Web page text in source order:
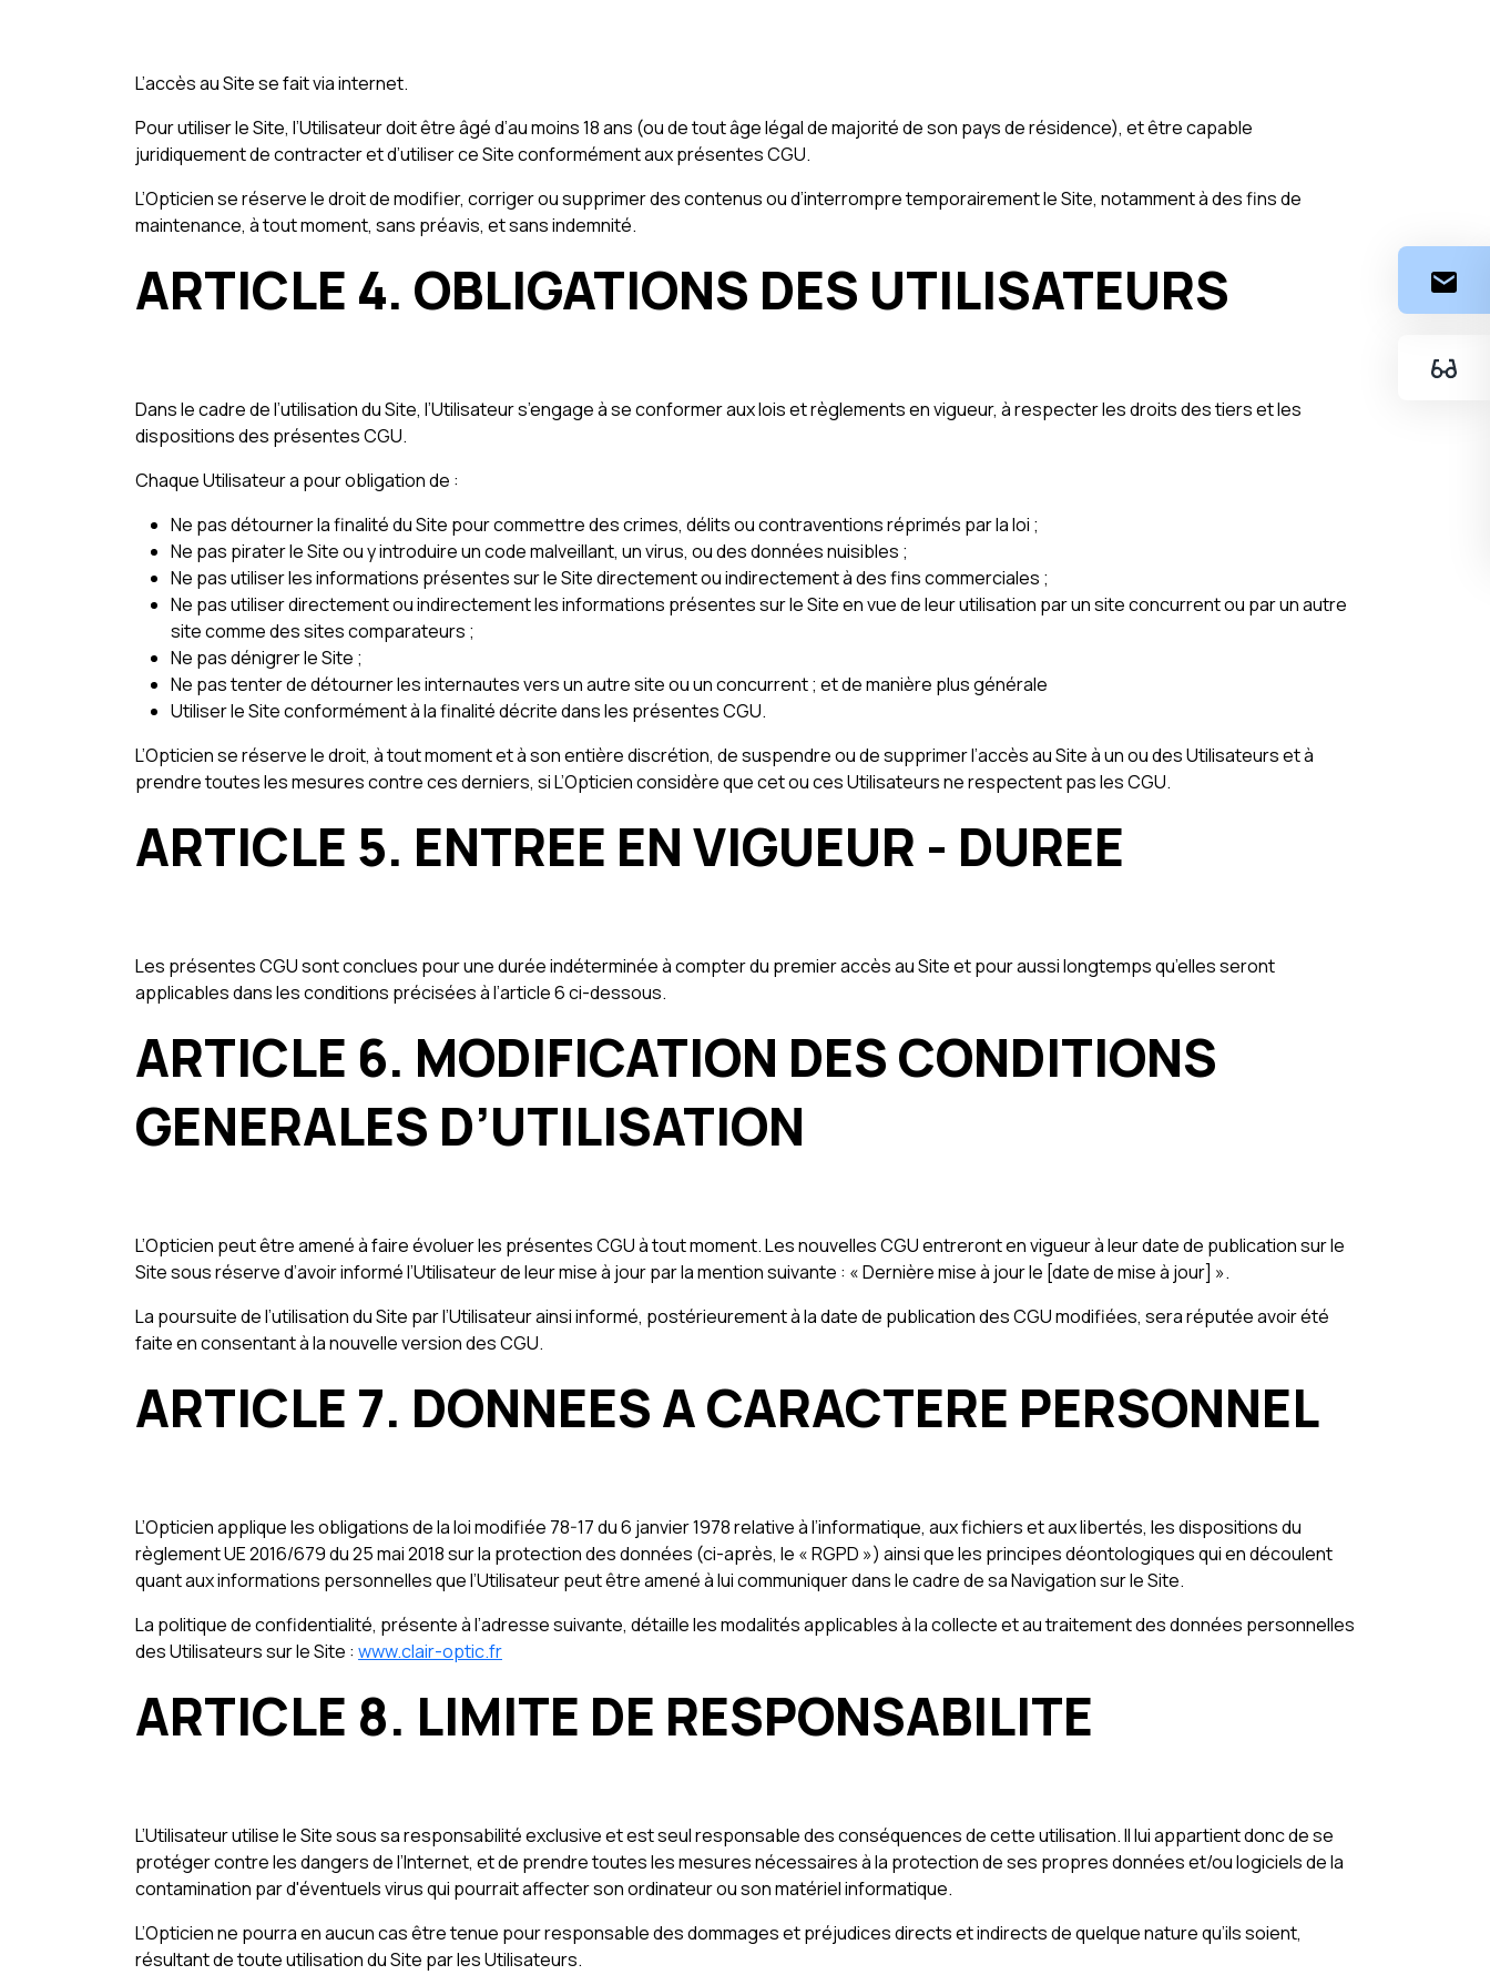
L’accès au Site se fait via internet.
Pour utiliser le Site, l’Utilisateur doit être âgé d’au moins 18 ans (ou de tout âge légal de majorité de son pays de résidence), et être capable
juridiquement de contracter et d’utiliser ce Site conformément aux présentes CGU.
L’Opticien se réserve le droit de modifier, corriger ou supprimer des contenus ou d’interrompre temporairement le Site, notamment à des fins de
maintenance, à tout moment, sans préavis, et sans indemnité.
ARTICLE 4. OBLIGATIONS DES UTILISATEURS
Dans le cadre de l’utilisation du Site, l’Utilisateur s’engage à se conformer aux lois et règlements en vigueur, à respecter les droits des tiers et les
dispositions des présentes CGU.
Chaque Utilisateur a pour obligation de :
Ne pas détourner la finalité du Site pour commettre des crimes, délits ou contraventions réprimés par la loi ;
Ne pas pirater le Site ou y introduire un code malveillant, un virus, ou des données nuisibles ;
Ne pas utiliser les informations présentes sur le Site directement ou indirectement à des fins commerciales ;
Ne pas utiliser directement ou indirectement les informations présentes sur le Site en vue de leur utilisation par un site concurrent ou par un autre
site comme des sites comparateurs ;
Ne pas dénigrer le Site ;
Ne pas tenter de détourner les internautes vers un autre site ou un concurrent ; et de manière plus générale
Utiliser le Site conformément à la finalité décrite dans les présentes CGU.
L’Opticien se réserve le droit, à tout moment et à son entière discrétion, de suspendre ou de supprimer l’accès au Site à un ou des Utilisateurs et à
prendre toutes les mesures contre ces derniers, si L’Opticien considère que cet ou ces Utilisateurs ne respectent pas les CGU.
ARTICLE 5. ENTREE EN VIGUEUR - DUREE
Les présentes CGU sont conclues pour une durée indéterminée à compter du premier accès au Site et pour aussi longtemps qu’elles seront
applicables dans les conditions précisées à l’article 6 ci-dessous.
ARTICLE 6. MODIFICATION DES CONDITIONS
GENERALES D’UTILISATION
L’Opticien peut être amené à faire évoluer les présentes CGU à tout moment. Les nouvelles CGU entreront en vigueur à leur date de publication sur le
Site sous réserve d’avoir informé l’Utilisateur de leur mise à jour par la mention suivante : « Dernière mise à jour le [date de mise à jour] ».
La poursuite de l’utilisation du Site par l’Utilisateur ainsi informé, postérieurement à la date de publication des CGU modifiées, sera réputée avoir été
faite en consentant à la nouvelle version des CGU.
ARTICLE 7. DONNEES A CARACTERE PERSONNEL
L’Opticien applique les obligations de la loi modifiée 78-17 du 6 janvier 1978 relative à l’informatique, aux fichiers et aux libertés, les dispositions du
règlement UE 2016/679 du 25 mai 2018 sur la protection des données (ci-après, le « RGPD ») ainsi que les principes déontologiques qui en découlent
quant aux informations personnelles que l’Utilisateur peut être amené à lui communiquer dans le cadre de sa Navigation sur le Site.
La politique de confidentialité, présente à l’adresse suivante, détaille les modalités applicables à la collecte et au traitement des données personnelles
des Utilisateurs sur le Site : www.clair-optic.fr
ARTICLE 8. LIMITE DE RESPONSABILITE
L’Utilisateur utilise le Site sous sa responsabilité exclusive et est seul responsable des conséquences de cette utilisation. Il lui appartient donc de se
protéger contre les dangers de l’Internet, et de prendre toutes les mesures nécessaires à la protection de ses propres données et/ou logiciels de la
contamination par d'éventuels virus qui pourrait affecter son ordinateur ou son matériel informatique.
L’Opticien ne pourra en aucun cas être tenue pour responsable des dommages et préjudices directs et indirects de quelque nature qu’ils soient,
résultant de toute utilisation du Site par les Utilisateurs.